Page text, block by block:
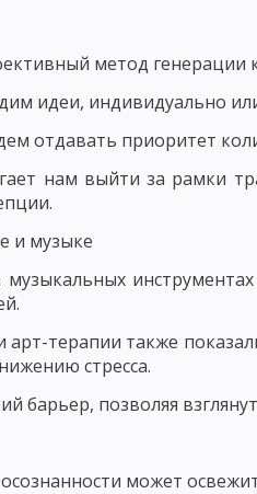
ЛИЧНОСТИ
СОДЕРЖАНИЕ ПЕДАГОГИЧЕСКОЙ
ЭЛЕМЕНТЫ УРОВНИ
РЕЧЬ ПЕДАГОГА, УМЕНИЕ
ТРЕБОВАНИЯ К УЧИТЕЛЮ:
ОБЩЕНИЯ СТИЛИ
ИСТОРИЯ
УШИНСКОГО
И Б. ГРИНЧЕНКО
метод генерации
идеи, индивидуально
отдавать приоритет
нам выйти за рамки
и музыке
музыкальных
арт-терапии также
стресса.
барьер, позволяя
может